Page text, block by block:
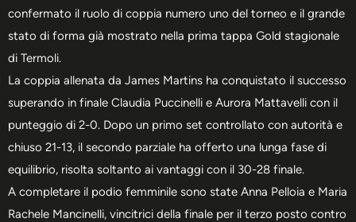
confermato il ruolo di coppia numero uno del torneo e il grande
stato di forma già mostrato nella prima tappa Gold stagionale
di Termoli.
La coppia allenata da James Martins ha conquistato il successo
superando in finale Claudia Puccinelli e Aurora Mattavelli con il
punteggio di 2-0. Dopo un primo set controllato con autorità e
chiuso 21-13, il secondo parziale ha offerto una lunga fase di
equilibrio, risolta soltanto ai vantaggi con il 30-28 finale.
A completare il podio femminile sono state Anna Pelloia e Maria
Rachele Mancinelli, vincitrici della finale per il terzo posto contro